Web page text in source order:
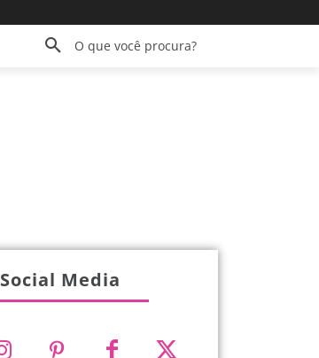
O que você procura?
Social Media